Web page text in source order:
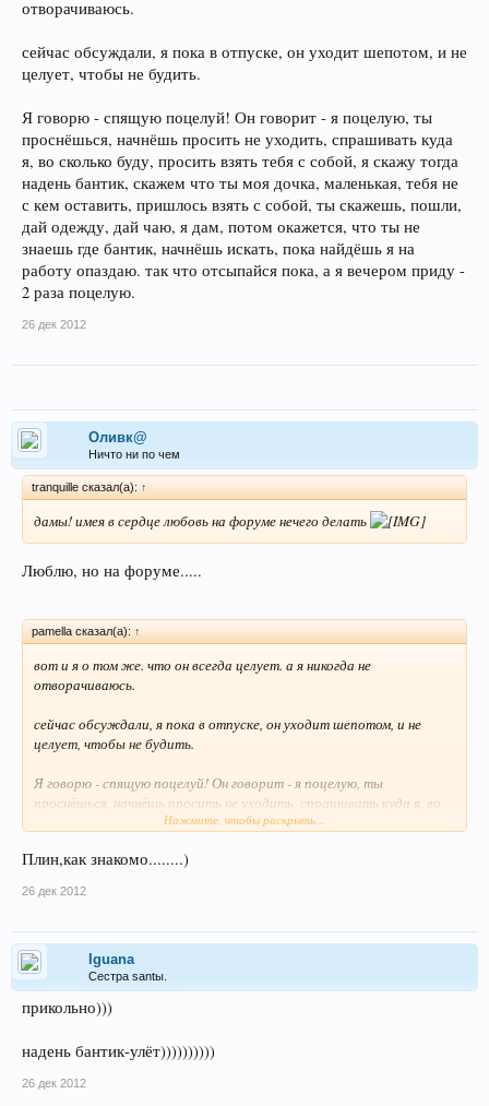
отворачиваюсь.
сейчас обсуждали, я пока в отпуске, он уходит шепотом, и не
целует, чтобы не будить.
Я говорю - спящую поцелуй! Он говорит - я поцелую, ты
проснёшься, начнёшь просить не уходить, спрашивать куда
я, во сколько буду, просить взять тебя с собой, я скажу тогда
надень бантик, скажем что ты моя дочка, маленькая, тебя не
с кем оставить, пришлось взять с собой, ты скажешь, пошли,
дай одежду, дай чаю, я дам, потом окажется, что ты не
знаешь где бантик, начнёшь искать, пока найдёшь я на
работу опаздаю. так что отсыпайся пока, а я вечером приду -
2 раза поцелую.
26 дек 2012
Оливк@
Ничто ни по чем
tranquille сказал(а): ↑
дамы! имея в сердце любовь на форуме нечего делать
Люблю, но на форуме.....
pamella сказал(а): ↑
вот и я о том же. что он всегда целует. а я никогда не
отворачиваюсь.
сейчас обсуждали, я пока в отпуске, он уходит шепотом, и не
целует, чтобы не будить.
Я говорю - спящую поцелуй! Он говорит - я поцелую, ты
проснёшься, начнёшь просить не уходить, спрашивать куда я, во
сколько буду, просить взять тебя с собой, я скажу тогда надень
оставить, пришлось взять с собой, ты скажешь, пошли, дай
бантик, начнёшь искать, пока найдёшь я на работу опаздаю. так
Нажмите, чтобы раскрыть...
Плин,как знакомо........)
26 дек 2012
Iguana
Сестра santы.
прикольно)))
надень бантик-улёт))))))))))
26 дек 2012